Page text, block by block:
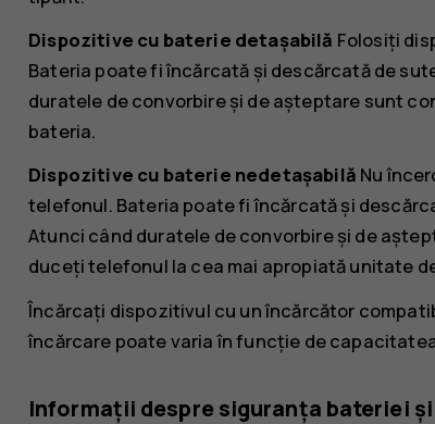
Dispozitive cu baterie detașabilă Folosiți
Bateria poate fi încărcată și descărcată de
duratele de convorbire și de așteptare sunt
bateria.
Dispozitive cu baterie nedetașabilă Nu
telefonul. Bateria poate fi încărcată și
Atunci când duratele de convorbire și de
duceți telefonul la cea mai apropiată unitate
Încărcați dispozitivul cu un încărcător
încărcare poate varia în funcție de
Informații despre siguranța bateriei